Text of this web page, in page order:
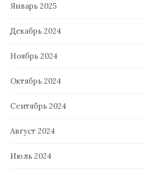
Январь 2025
Декабрь 2024
Ноябрь 2024
Октябрь 2024
Сентябрь 2024
Август 2024
Июль 2024